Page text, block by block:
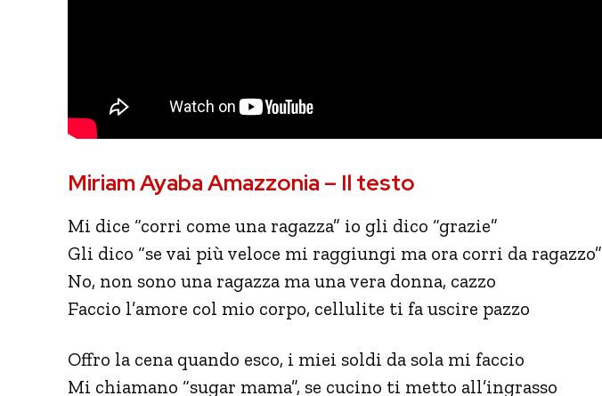
Miriam Ayaba Amazzonia – Il testo
Mi dice “corri come una ragazza” io gli dico “grazie”
Gli dico “se vai più veloce mi raggiungi ma ora corri da ragazzo”
No, non sono una ragazza ma una vera donna, cazzo
Faccio l’amore col mio corpo, cellulite ti fa uscire pazzo
Offro la cena quando esco, i miei soldi da sola mi faccio
Mi chiamano “sugar mama”, se cucino ti metto all’ingrasso